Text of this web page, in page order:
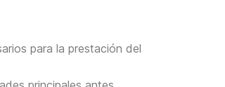
para la prestación del